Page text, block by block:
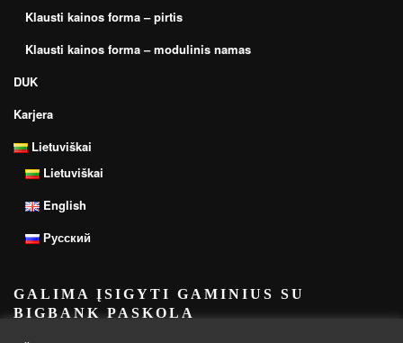
Klausti kainos forma – pirtis
Klausti kainos forma – modulinis namas
DUK
Karjera
Lietuviškai
Lietuviškai
English
Русский
GALIMA ĮSIGYTI GAMINIUS SU
BIGBANK PASKOLA